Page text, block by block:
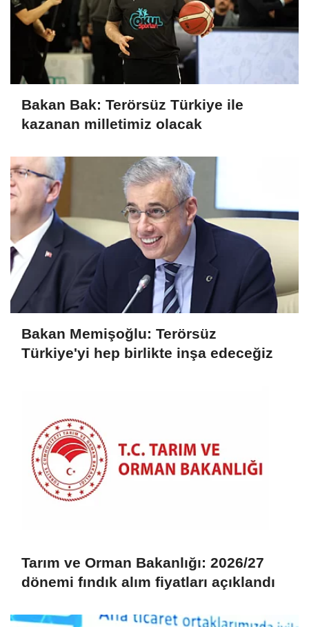
Bakan Bak: Terörsüz Türkiye ile
kazanan milletimiz olacak
Bakan Memişoğlu: Terörsüz
Türkiye'yi hep birlikte inşa edeceğiz
Tarım ve Orman Bakanlığı: 2026/27
dönemi fındık alım fiyatları açıklandı